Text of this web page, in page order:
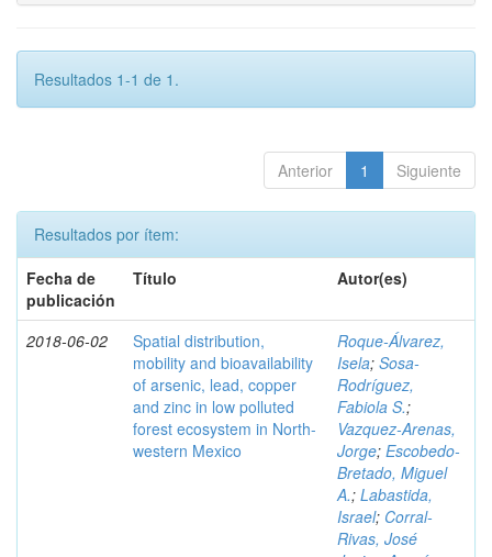
Resultados 1-1 de 1.
Anterior 1 Siguiente
Resultados por ítem:
Fecha de
publicación
Título Autor(es)
2018-06-02
Spatial distribution,
mobility and bioavailability
of arsenic, lead, copper
and zinc in low polluted
forest ecosystem in North-
western Mexico
Roque-Álvarez,
Isela; Sosa-
Rodríguez,
Fabiola S.;
Vazquez-Arenas,
Jorge; Escobedo-
Bretado, Miguel
A.; Labastida,
Israel; Corral-
Rivas, José